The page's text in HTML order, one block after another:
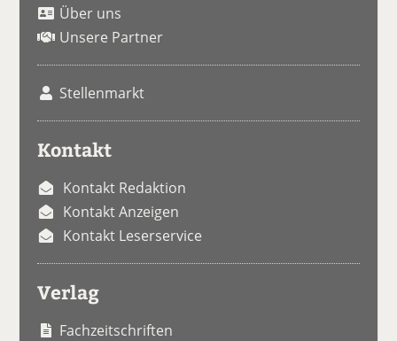
Über uns
Unsere Partner
Stellenmarkt
Kontakt
Kontakt Redaktion
Kontakt Anzeigen
Kontakt Leserservice
Verlag
Fachzeitschriften